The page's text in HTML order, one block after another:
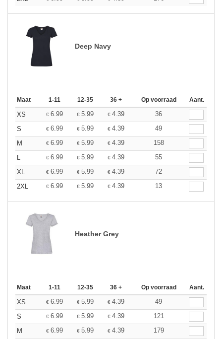
Deep Navy
Maat 1-11 12-35 36 + Op voorraad Aant.
XS € 6.99 € 5.99 € 4.39
36
S
€ 6.99 € 5.99 € 4.39
49
M
€ 6.99 € 5.99 € 4.39
158
L
€ 6.99 € 5.99 € 4.39
55
XL
€ 6.99 € 5.99 € 4.39
72
2XL
€ 6.99 € 5.99 € 4.39 13
Heather Grey
Maat 1-11 12-35 36 + Op voorraad Aant.
XS € 6.99 € 5.99 € 4.39
49
S
€ 6.99 € 5.99 € 4.39
121
M
€ 6.99 € 5.99 € 4.39
179